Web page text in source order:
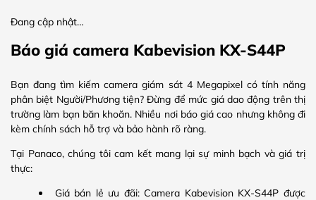
Đang cập nhật…
Báo giá camera Kabevision KX-S44P
Bạn đang tìm kiếm camera giám sát 4 Megapixel có tính năng
phân biệt Người/Phương tiện? Đừng để mức giá dao động trên thị
trường làm bạn băn khoăn. Nhiều nơi báo giá cao nhưng không đi
kèm chính sách hỗ trợ và bảo hành rõ ràng.
Tại Panaco, chúng tôi cam kết mang lại sự minh bạch và giá trị
thực:
Giá bán lẻ ưu đãi: Camera Kabevision KX-S44P được